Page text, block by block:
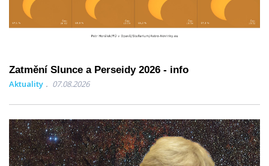
Zatmění Slunce a Perseidy 2026 - info
Aktuality 07.08.2026